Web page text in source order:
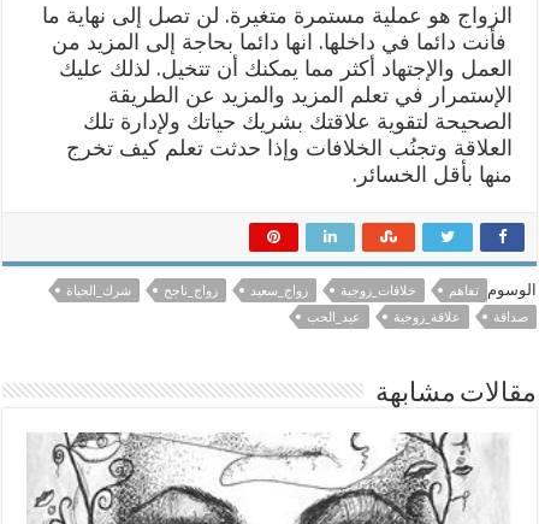
الزواج هو عملية مستمرة متغيرة. لن تصل إلى نهاية ما
فأنت دائما في داخلها. انها دائما بحاجة إلى المزيد من
العمل والإجتهاد أكثر مما يمكنك أن تتخيل. لذلك عليك
الإستمرار في تعلم المزيد والمزيد عن الطريقة
الصحيحة لتقوية علاقتك بشريك حياتك ولإدارة تلك
العلاقة وتجنُب الخلافات وإذا حدثت تعلم كيف تخرج
منها بأقل الخسائر.
الوسوم تفاهم خلافات_زوجية زواج_سعيد زواج_ناجح
شرك_الحياة
صداقة
علاقة_زوجية عيد_الحب
مقالات مشابهة